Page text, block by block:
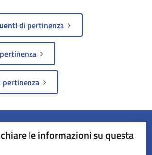
di pertinenza
pertinenza
le informazioni su questa